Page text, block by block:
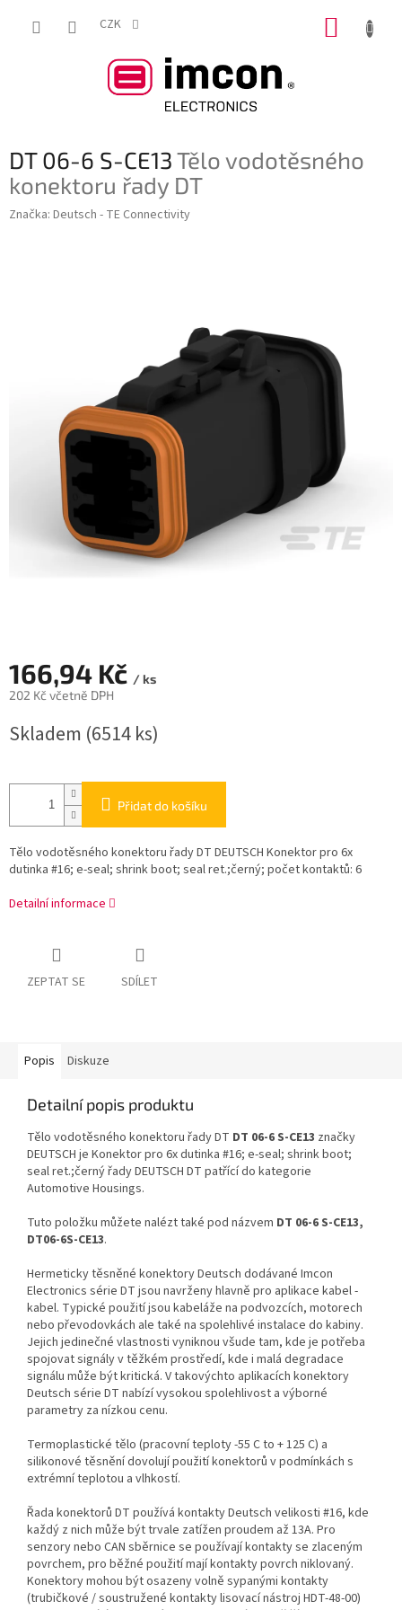
CZK
DT 06-6 S-CE13Tělo vodotěsného
konektoru řady DT
Značka: Deutsch - TE Connectivity
166,94 Kč / ks
202 Kč včetně DPH
cena:
Skladem (6514 ks)
Přidat do košíku
Tělo vodotěsného konektoru řady DT DEUTSCH Konektor pro 6x
dutinka #16; e-seal; shrink boot; seal ret.;černý; počet kontaktů: 6
Detailní informace
ZEPTAT SE SDÍLET
Popis Diskuze
Detailní popis produktu
Tělo vodotěsného konektoru řady DT DT 06-6 S-CE13 značky
DEUTSCH je Konektor pro 6x dutinka #16; e-seal; shrink boot;
seal ret.;černý řady DEUTSCH DT patřící do kategorie
Automotive Housings.
Tuto položku můžete nalézt také pod názvem DT 06-6 S-CE13,
DT06-6S-CE13.
Hermeticky těsněné konektory Deutsch dodávané Imcon
Electronics série DT jsou navrženy hlavně pro aplikace kabel -
kabel. Typické použití jsou kabeláže na podvozcích, motorech
nebo převodovkách ale také na spolehlivé instalace do kabiny.
Jejich jedinečné vlastnosti vyniknou všude tam, kde je potřeba
spojovat signály v těžkém prostředí, kde i malá degradace
signálu může být kritická. V takovýchto aplikacích konektory
Deutsch série DT nabízí vysokou spolehlivost a výborné
parametry za nízkou cenu.
Termoplastické tělo (pracovní teploty -55 C to + 125 C) a
silikonové těsnění dovolují použití konektorů v podmínkách s
extrémní teplotou a vlhkostí.
Řada konektorů DT používá kontakty Deutsch velikosti #16, kde
každý z nich může být trvale zatížen proudem až 13A. Pro
senzory nebo CAN sběrnice se používají kontakty se zlaceným
povrchem, pro běžné použití mají kontakty povrch niklovaný.
Konektory mohou být osazeny volně sypanými kontakty
(trubičkové / soustružené kontakty lisovací nástroj HDT-48-00)